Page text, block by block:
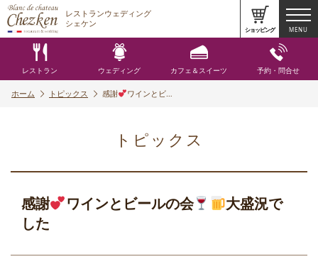
レストランウェディング
シェケン
レストラン ウェディング カフェ＆スイーツ 予約・問合せ
ショッピング MENU
ホーム トピックス 感謝 ワインとビ…
トピックス
感謝 ワインとビールの会
大盛況で
した